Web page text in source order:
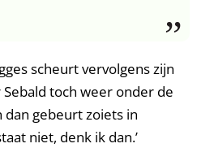
scheurt vervolgens zijn
toch weer onder de
dan gebeurt zoiets in
niet, denk ik dan.’